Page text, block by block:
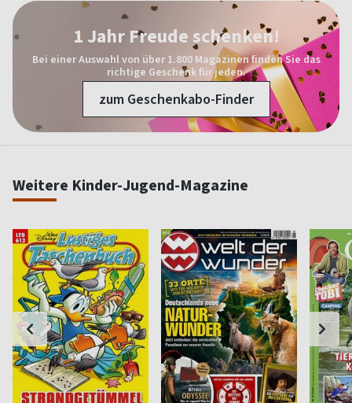
1 Jahr Freude schenken!
Bei einer Auswahl von über 1.800 Magazinen finden Sie das
richtige Geschenk für jeden.
zum Geschenkabo-Finder
Weitere Kinder-Jugend-Magazine